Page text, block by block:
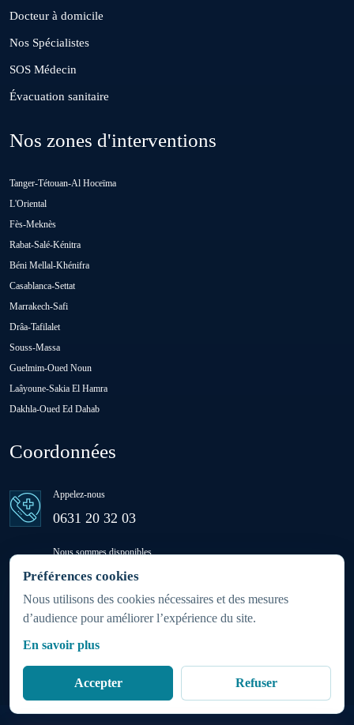
Préférences cookies
Nous utilisons des cookies nécessaires et des mesures
d’audience pour améliorer l’expérience du site.
En savoir plus
Accepter Refuser
Hattane
Khouribga
Loulad
Oulad H'Riz Sahel
Oulad Saïd
Ras El Aïn
Sidi Rahhal Chataï
Docteur à domicile
Nos Spécialistes
SOS Médecin
Évacuation sanitaire
Nos zones d'interventions
Tanger-Tétouan-Al Hoceïma
L'Oriental
Fès-Meknès
Rabat-Salé-Kénitra
Béni Mellal-Khénifra
Casablanca-Settat
Marrakech-Safi
Drâa-Tafilalet
Souss-Massa
Guelmim-Oued Noun
Laâyoune-Sakia El Hamra
Dakhla-Oued Ed Dahab
Coordonnées
Appelez-nous
0631 20 32 03
Nous sommes disponibles
24h/24 - 7j/7
(week-ends et jours fériés inclus)
Partout au Maroc 24h/7j